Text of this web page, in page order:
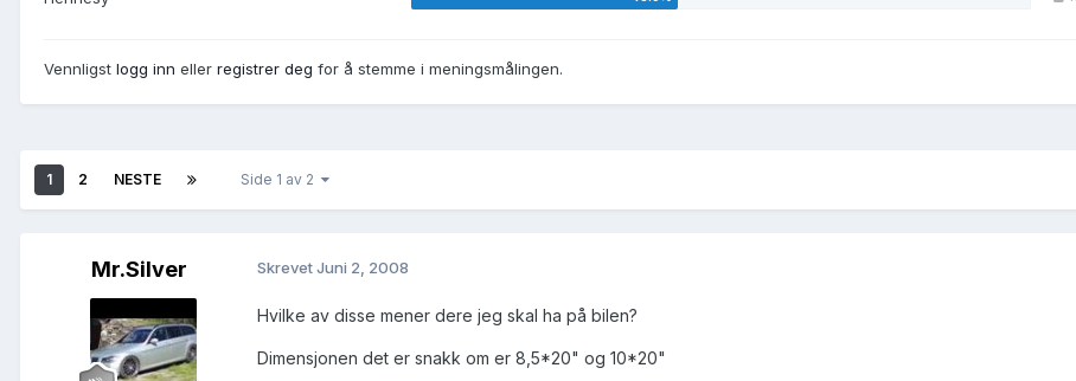
Vennligst logg inn eller registrer deg for å stemme i meningsmålingen.
1 2 NESTE Side 1 av 2
Mr.Silver SkrevetJuni 2, 2008
Hvilke av disse mener dere jeg skal ha på bilen?
Dimensjonen det er snakk om er 8,5*20" og 10*20"